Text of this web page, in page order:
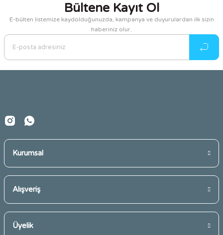
Görüş ve önerileriniz için teşekkür ederiz.
Ürün resmi kalitesiz, bozuk veya görüntülenemiyor.
Ürün açıklamasında eksik bilgiler bulunuyor.
Ürün bilgilerinde hatalar bulunuyor.
Bültene Kayıt Ol
E-bülten listemize kaydolduğunuzda, kampanya ve duyurulardan ilk sizin
haberiniz olur.
Kurumsal
Alışveriş
Üyelik